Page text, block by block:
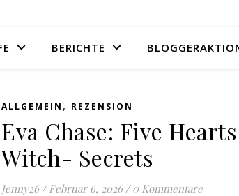
BERICHTE
ALLGEMEIN , REZENSION
Eva Chase: Five
Witch- Secrets
Jenny26 / Februar 6, 2026 / 0 Kommentare